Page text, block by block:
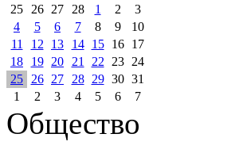
25
26 27 28 1 2
3
4
5 6 7 8 9
10
11
12 13 14 15 16
17
18
19 20 21 22 23
24
25
26 27 28 29 30 31
1
2 3 4 5 6 7
Общество